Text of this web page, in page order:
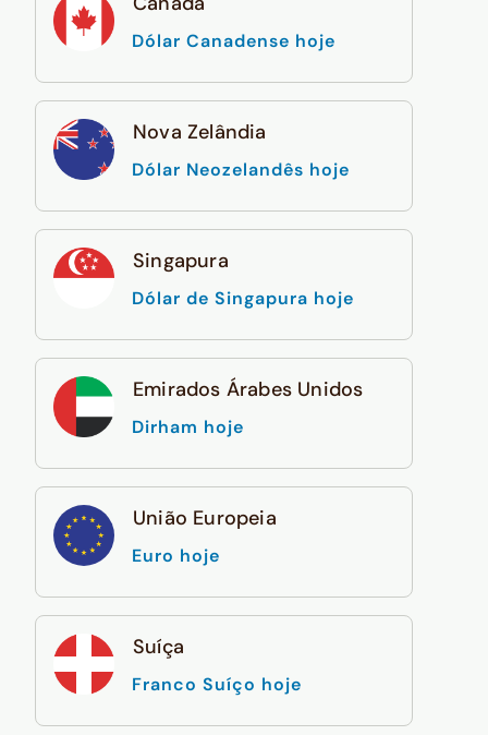
Dólar Canadense hoje
Nova Zelândia
Dólar Neozelandês hoje
Singapura
Dólar de Singapura hoje
Emirados Árabes Unidos
Dirham hoje
União Europeia
Euro hoje
Suíça
Franco Suíço hoje